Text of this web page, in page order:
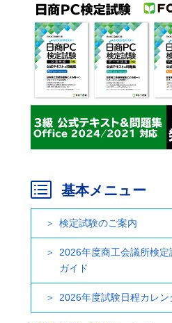
基本メニュー
検定試験のご案内
2026年度商工会議所検定
ガイド
2026年度試験日程カレン